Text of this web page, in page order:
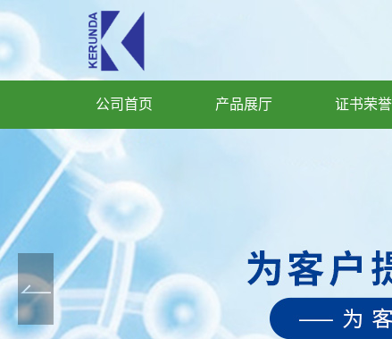
公司首页 产品展厅 证书荣誉